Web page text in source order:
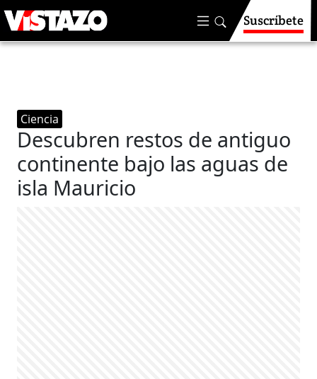
Suscríbete
Ciencia
Descubren restos de antiguo
continente bajo las aguas de
isla Mauricio